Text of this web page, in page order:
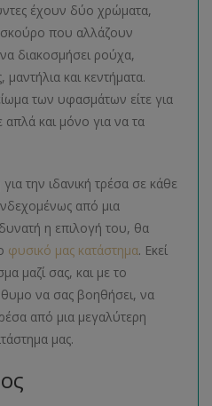
έχουν δύο χρώματα,
που αλλάζουν
να διακοσμήσει ρούχα,
μαντήλια και κεντήματα.
των υφασμάτων είτε για
απλά και μόνο για να τα
την ιδανική τρέσα σε κάθε
από μια
η επιλογή του, θα
φυσικό μας κατάστημα. Εκεί
μαζί σας, και με το
να σας βοηθήσει, να
από μια μεγαλύτερη
μας.